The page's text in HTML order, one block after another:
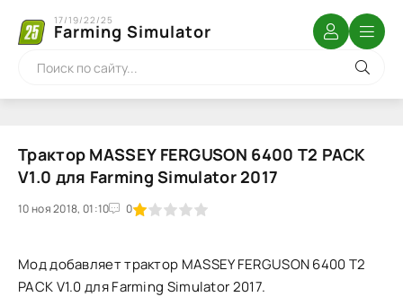
Farming Simulator
17/19/22/25
Трактор MASSEY FERGUSON 6400 T2 PACK
V1.0 для Farming Simulator 2017
10 ноя 2018, 01:10 0
1 2 3 4 5
Мод добавляет трактор MASSEY FERGUSON 6400 T2
PACK V1.0 для Farming Simulator 2017.